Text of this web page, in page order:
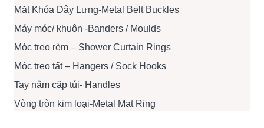
Mặt Khóa Dây Lưng-Metal Belt Buckles
Máy móc/ khuôn -Banders / Moulds
Móc treo rèm – Shower Curtain Rings
Móc treo tất – Hangers / Sock Hooks
Tay nắm cặp túi- Handles
Vòng tròn kim loại-Metal Mat Ring